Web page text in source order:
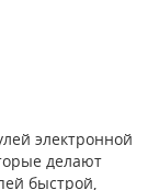
электронной
делают
быстрой,